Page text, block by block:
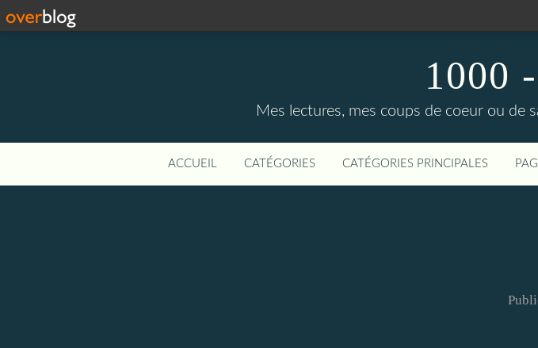
1000
Mes lectures, mes coups de coeur ou de
ACCUEIL CATÉGORIES CATÉGORIES PRINCIPALES